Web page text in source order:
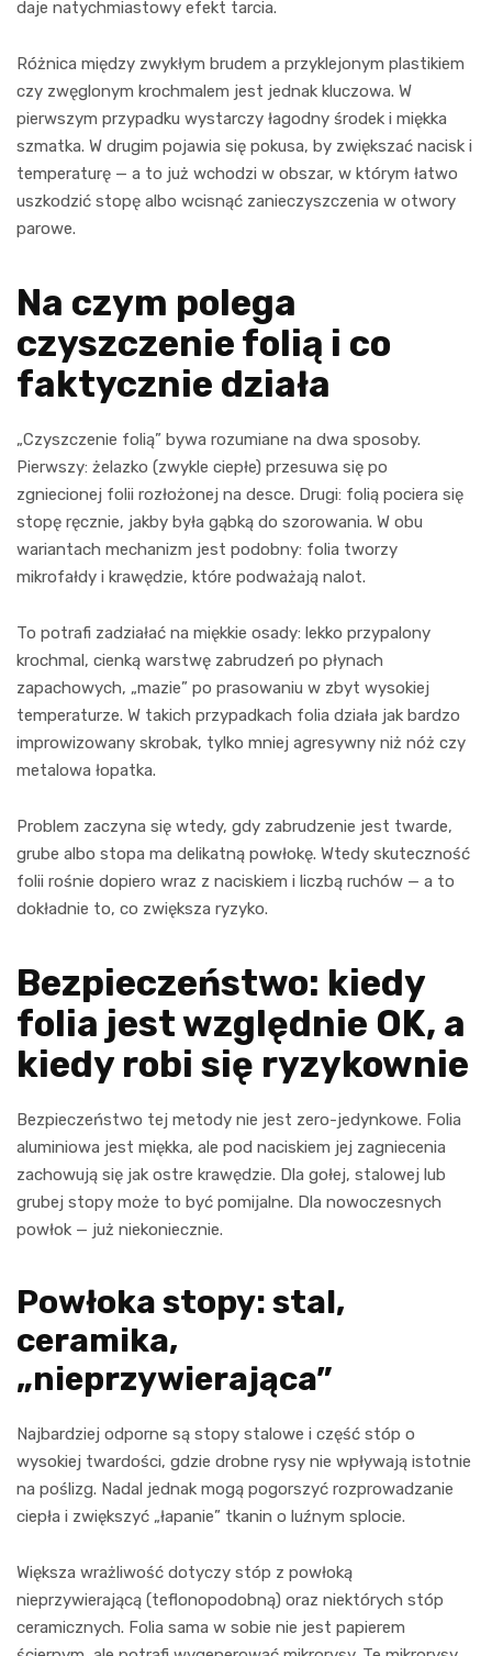
daje natychmiastowy efekt tarcia.
Różnica między zwykłym brudem a przyklejonym plastikiem
czy zwęglonym krochmalem jest jednak kluczowa. W
pierwszym przypadku wystarczy łagodny środek i miękka
szmatka. W drugim pojawia się pokusa, by zwiększać nacisk i
temperaturę — a to już wchodzi w obszar, w którym łatwo
uszkodzić stopę albo wcisnąć zanieczyszczenia w otwory
parowe.
Na czym polega
czyszczenie folią i co
faktycznie działa
„Czyszczenie folią” bywa rozumiane na dwa sposoby.
Pierwszy: żelazko (zwykle ciepłe) przesuwa się po
zgniecionej folii rozłożonej na desce. Drugi: folią pociera się
stopę ręcznie, jakby była gąbką do szorowania. W obu
wariantach mechanizm jest podobny: folia tworzy
mikrofałdy i krawędzie, które podważają nalot.
To potrafi zadziałać na miękkie osady: lekko przypalony
krochmal, cienką warstwę zabrudzeń po płynach
zapachowych, „mazie” po prasowaniu w zbyt wysokiej
temperaturze. W takich przypadkach folia działa jak bardzo
improwizowany skrobak, tylko mniej agresywny niż nóż czy
metalowa łopatka.
Problem zaczyna się wtedy, gdy zabrudzenie jest twarde,
grube albo stopa ma delikatną powłokę. Wtedy skuteczność
folii rośnie dopiero wraz z naciskiem i liczbą ruchów — a to
dokładnie to, co zwiększa ryzyko.
Bezpieczeństwo: kiedy
folia jest względnie OK, a
kiedy robi się ryzykownie
Bezpieczeństwo tej metody nie jest zero-jedynkowe. Folia
aluminiowa jest miękka, ale pod naciskiem jej zagniecenia
zachowują się jak ostre krawędzie. Dla gołej, stalowej lub
grubej stopy może to być pomijalne. Dla nowoczesnych
powłok — już niekoniecznie.
Powłoka stopy: stal,
ceramika,
„nieprzywierająca”
Najbardziej odporne są stopy stalowe i część stóp o
wysokiej twardości, gdzie drobne rysy nie wpływają istotnie
na poślizg. Nadal jednak mogą pogorszyć rozprowadzanie
ciepła i zwiększyć „łapanie” tkanin o luźnym splocie.
Większa wrażliwość dotyczy stóp z powłoką
nieprzywierającą (teflonopodobną) oraz niektórych stóp
ceramicznych. Folia sama w sobie nie jest papierem